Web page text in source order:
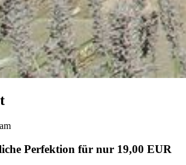
Perfektion für nur 19,00 EUR